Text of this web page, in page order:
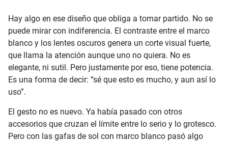
Hay algo en ese diseño que obliga a tomar partido. No se
puede mirar con indiferencia. El contraste entre el marco
blanco y los lentes oscuros genera un corte visual fuerte,
que llama la atención aunque uno no quiera. No es
elegante, ni sutil. Pero justamente por eso, tiene potencia.
Es una forma de decir: “sé que esto es mucho, y aun así lo
uso”.
El gesto no es nuevo. Ya había pasado con otros
accesorios que cruzan el límite entre lo serio y lo grotesco.
Pero con las gafas de sol con marco blanco pasó algo